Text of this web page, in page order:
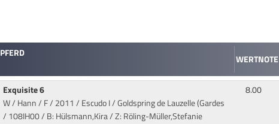
PFERD WERTNOTE
Exquisite 6
W / Hann / F / 2011 / Escudo I / Goldspring de Lauzelle (Gardes
/ 108IH00 / B: Hülsmann,Kira / Z: Röling-Müller,Stefanie
8.00